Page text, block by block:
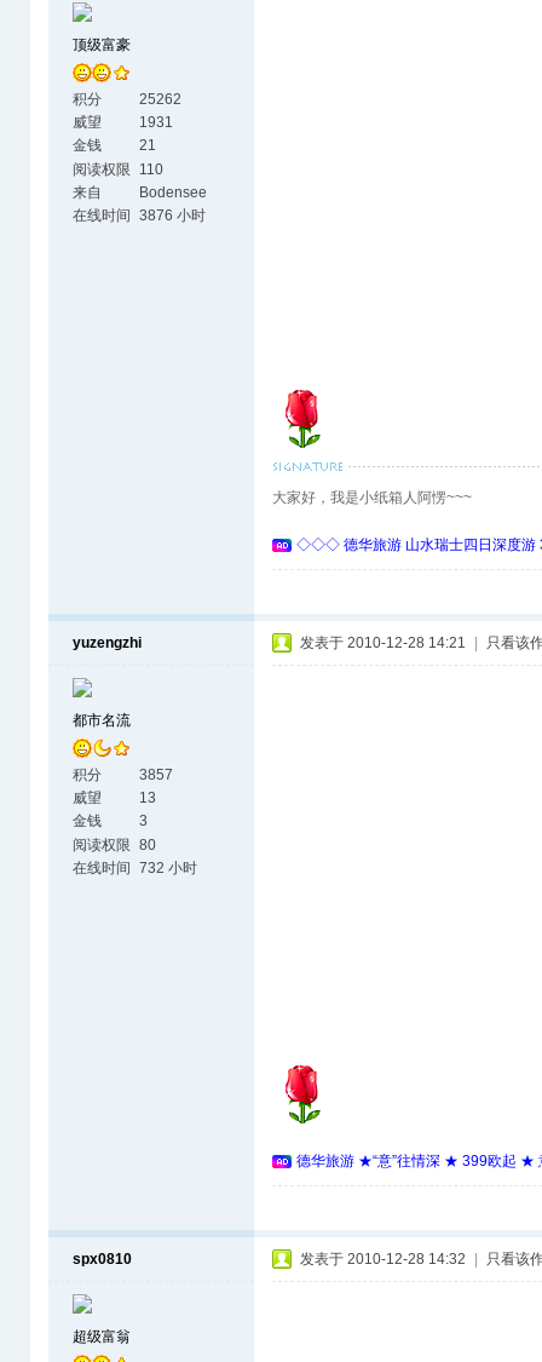
顶级富豪
积分
25262
威望
1931
金钱
21
阅读权限
110
来自
Bodensee
在线时间
3876 小时
大家好，我是小纸箱人阿愣~~~
◇◇◇ 德华旅游 山水瑞士四日深度
yuzengzhi
都市名流
积分
3857
威望
13
金钱
3
阅读权限 80
在线时间 732 小时
发表于 2010-12-28 14:21 只看该
德华旅游 ★“意”往情深 ★ 399欧起 ★
spx0810
超级富翁
发表于 2010-12-28 14:32 只看该